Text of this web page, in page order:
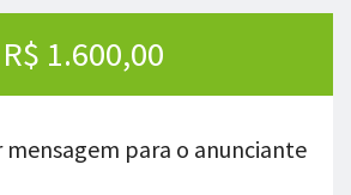
R$ 1.600,00
mensagem para o anunciante